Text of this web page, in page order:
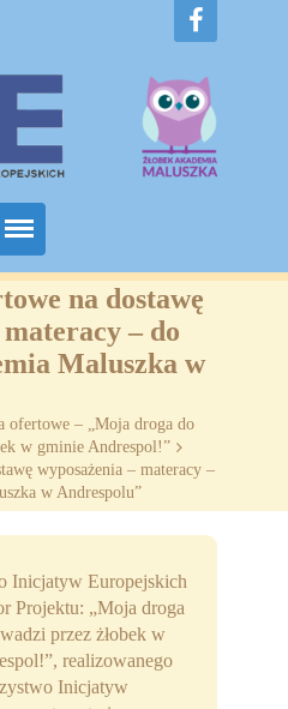
na dostawę
– do
Maluszka w
ofertowe – „Moja droga do
w gminie Andrespol!” >
wyposażenia – materacy –
w Andrespolu”
Inicjatyw Europejskich
Projektu: „Moja droga
przez żłobek w
realizowanego
Inicjatyw